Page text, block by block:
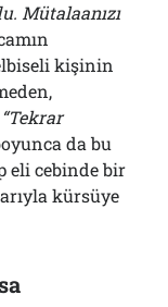
Mütalaanızı
kişinin
“Tekrar
da bu
eli cebinde bir
kürsüye